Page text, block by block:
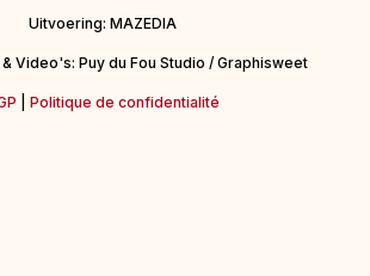
Uitvoering: MAZEDIA
Video's: Puy du Fou Studio / Graphisweet
Politique de confidentialité